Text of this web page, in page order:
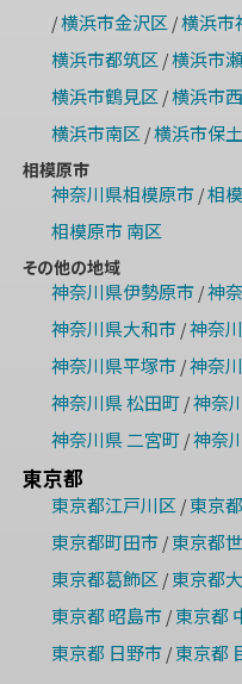
/横浜市金沢区/横浜市
横浜市都筑区/横浜市
横浜市鶴見区/横浜市
横浜市南区/横浜市保
相模原市
神奈川県相模原市/相
相模原市 南区
その他の地域
神奈川県伊勢原市/神
神奈川県大和市/神奈
神奈川県平塚市/神奈
神奈川県 松田町/神奈
神奈川県 二宮町/神奈
東京都
東京都江戸川区/ 東京
東京都町田市/ 東京都
東京都葛飾区/ 東京都
東京都 昭島市/ 東京都
東京都 日野市/ 東京都